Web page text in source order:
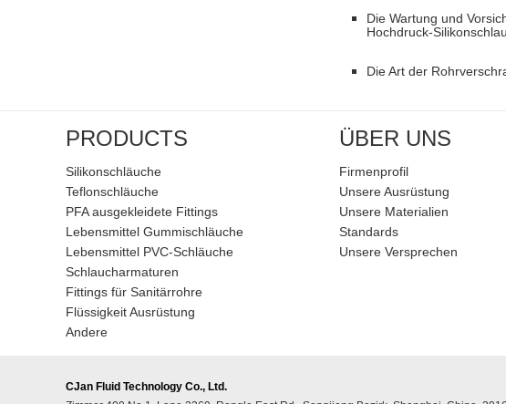
Die Wartung und
Hochdruck-
Die Art der
PRODUCTS
Silikonschläuche
Teflonschläuche
PFA ausgekleidete Fittings
Lebensmittel Gummischläuche
Lebensmittel PVC-Schläuche
Schlaucharmaturen
Fittings für Sanitärrohre
Flüssigkeit Ausrüstung
Andere
ÜBER UNS
Firmenprofil
Unsere Ausrüstung
Unsere Materialien
Standards
Unsere Versprechen
CJan Fluid Technology Co., Ltd.